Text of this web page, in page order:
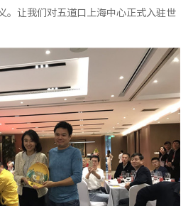
。让我们对五道口上海中心正式入驻世